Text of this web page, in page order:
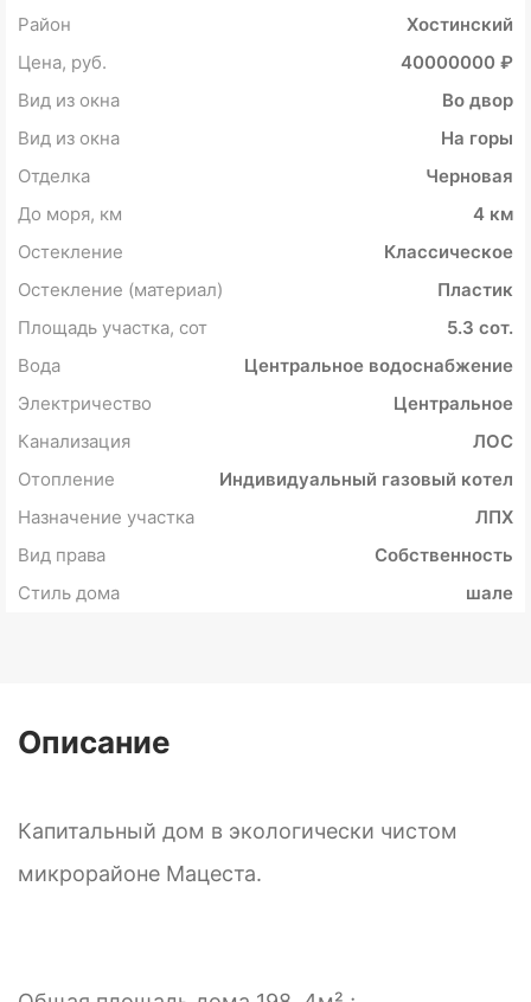
Район
Хостинский
Цена, руб.
40000000 ₽
Вид из окна
Во двор
Вид из окна
На горы
Отделка
Черновая
До моря, км
4 км
Остекление
Классическое
Остекление (материал)
Пластик
Площадь участка, сот
5.3 сот.
Вода
Центральное водоснабжение
Электричество
Центральное
Канализация
ЛОС
Отопление
Индивидуальный газовый котел
Назначение участка
ЛПХ
Вид права
Собственность
Стиль дома
шале
Описание
Капитальный дом в экологически чистом
микрорайоне Мацеста.